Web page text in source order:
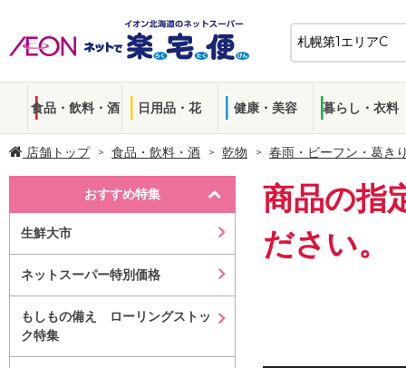
食品・飲料・酒 日用品・花 健康・美容 暮らし・衣料
店舗トップ 食品・飲料・酒 乾物 春雨・ビーフン・葛き
おすすめ特集
生鮮大市
ネットスーパー特別価格
もしもの備え ローリングストッ
ク特集
商品の指
ださい。